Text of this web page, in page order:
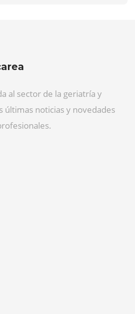
al sector de la geriatría y
últimas noticias y novedades